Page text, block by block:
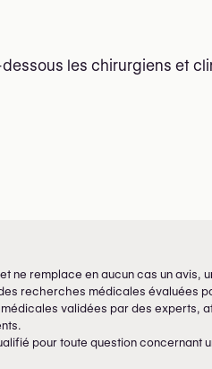
les chirurgiens et
ne remplace en aucun cas un avis,
recherches médicales évaluées
validées par des experts,
pour toute question concernant